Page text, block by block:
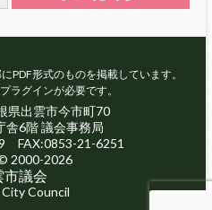
PDF形式のものを掲載しています。
ラグインが必要です。
県出雲市今市町70
舎6階 議会事務局
FAX:0853-21-6251
2000-2026
市議会
Council